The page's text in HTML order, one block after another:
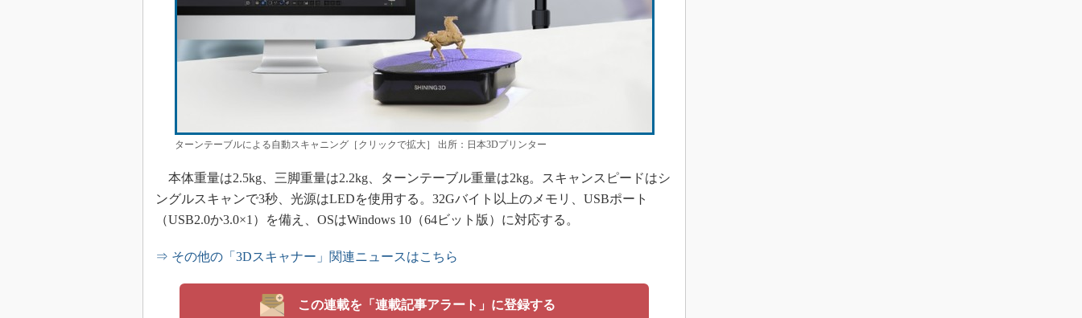
ターンテーブルによる自動スキャニング［クリックで拡大］ 出所：日本3Dプリンター
本体重量は2.5kg、三脚重量は2.2kg、ターンテーブル重量は2kg。スキャンスピードはシ
ングルスキャンで3秒、光源はLEDを使用する。32Gバイト以上のメモリ、USBポート
（USB2.0か3.0×1）を備え、OSはWindows 10（64ビット版）に対応する。
⇒ その他の「3Dスキャナー」関連ニュースはこちら
この連載を「連載記事アラート」に登録する